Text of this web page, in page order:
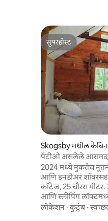
सुपरहोस्ट
सुपरहोस्ट
Skogsby मधील केबिन
पॅटीओ असलेले
कॉटेज
2024 मध्ये नुकतेच
आणि इनडोअर
कॉटेज, 25 चौरस
आणि स्लीपिंग
एअर कंडिशनर गरम/थंड.
स्वयंपाकघर.
लोकेशन ·कुटुंब·